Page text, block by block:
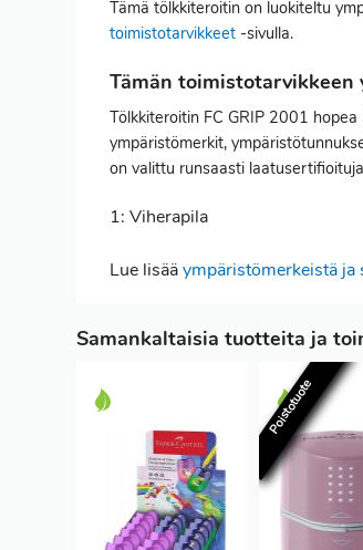
Tämä tölkkiteroitin on luokiteltu
toimistotarvikkeet -sivulla.
Tämän
Tölkkiteroitin FC GRIP 2001
ympäristömerkit,
on valittu runsaasti
1: Viherapila
Lue lisääympäristömerkeistä ja
Samankaltaisia tuotteita ja
Poistotuote